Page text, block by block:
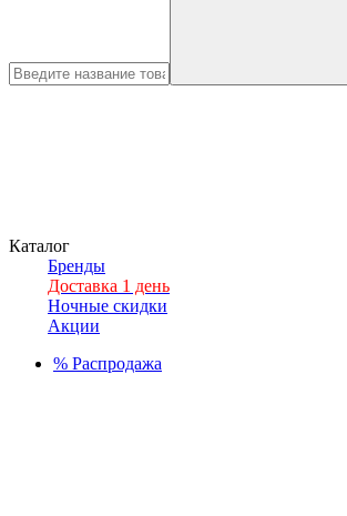
Каталог
Бренды
Доставка 1 день
Ночные скидки
Акции
% Распродажа